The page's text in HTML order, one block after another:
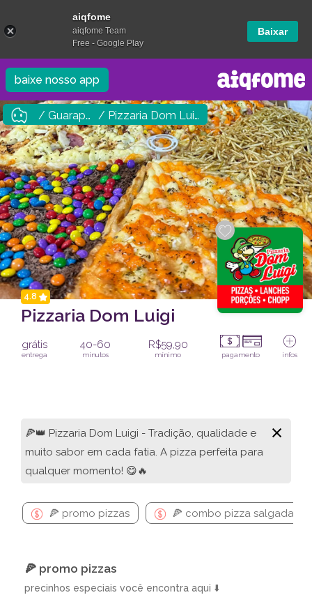
baixe nosso app
/ Guarapuava / Pizzaria Dom Luigi
4.8
Pizzaria Dom Luigi
grátis
entrega
40-60
minutos
R$59,90
mínimo pagamento infos
×
🍕👑 Pizzaria Dom Luigi - Tradição, qualidade e
muito sabor em cada fatia. A pizza perfeita para
qualquer momento! 😋🔥
🍕 promo pizzas 🍕 combo pizza salgada +
🍕 promo pizzas
precinhos especiais você encontra aqui ⬇️
aiqfome
aiqfome Team
Free - Google Play
Baixar